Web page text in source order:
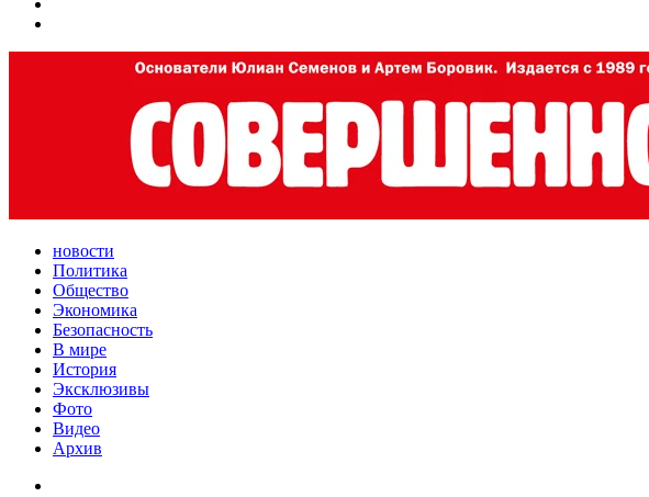
новости
Политика
Общество
Экономика
Безопасность
В мире
История
Эксклюзивы
Фото
Видео
Архив